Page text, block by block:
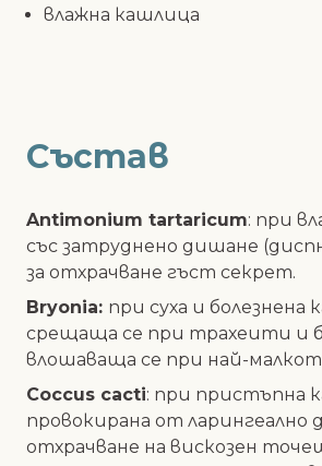
влажна кашлица
Състав
Antimonium tartaricum: при
със затруднено дишане
за отхрачване гъст секрет.
Bryonia: при суха и болезнена
срещаща се при трахеити и
влошаваща се при най-
Coccus cacti: при пристъпна
провокирана от ларингеално
отхрачване на вискозен